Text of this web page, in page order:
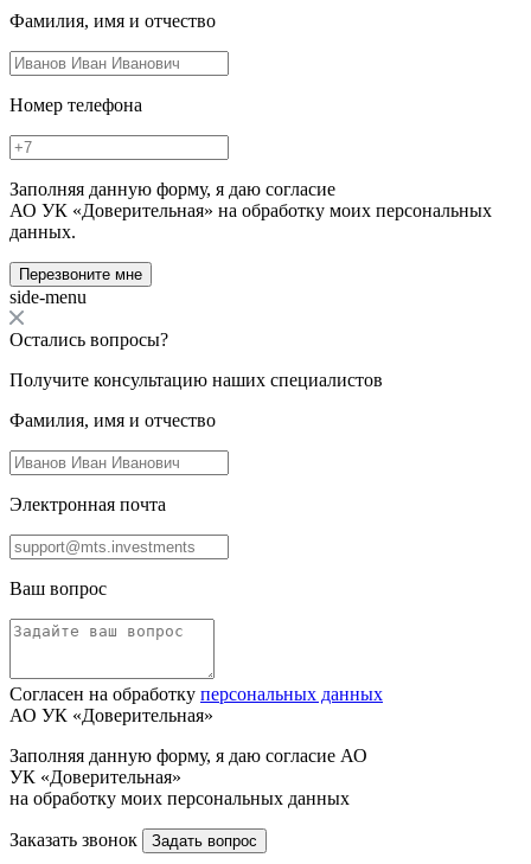
Фамилия, имя и отчество
Номер телефона
Заполняя данную форму, я даю согласие
АО УК «Доверительная» на обработку моих персональных
данных.
Перезвоните мне
side-menu
Остались вопросы?
Получите консультацию наших специалистов
Фамилия, имя и отчество
Электронная почта
Ваш вопрос
Согласен на обработку персональных данных
АО УК «Доверительная»
Заполняя данную форму, я даю согласие АО
УК «Доверительная»
на обработку моих персональных данных
Заказать звонок Задать вопрос